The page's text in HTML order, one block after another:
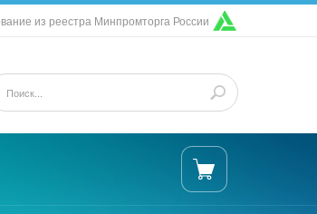
из реестра Минпромторга России